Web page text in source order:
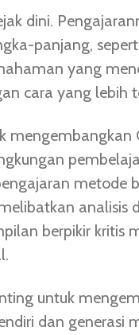
dini.
panjang,
yang
cara yang lebih
mengembangkan
metode
analisis
berpikir kritis
untuk
dan generasi